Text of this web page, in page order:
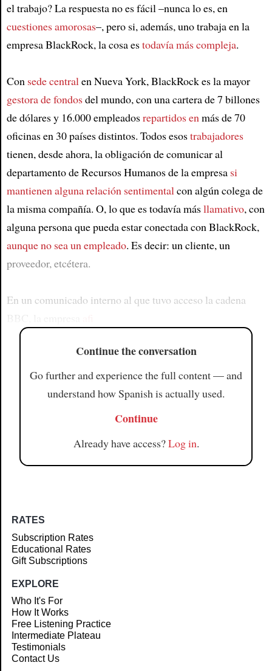
el trabajo? La respuesta no es fácil –nunca lo es, en
cuestiones amorosas–, pero si, además, uno trabaja en la
empresa BlackRock, la cosa estodavía más compleja.
Con sede centralen Nueva York, BlackRock es la mayor
gestora de fondosdel mundo, con una cartera de 7 billones
de dólares y 16.000 empleadosrepartidos enmás de 70
oficinas en 30 países distintos. Todos esostrabajadores
tienen, desde ahora, la obligación de comunicar al
departamento de Recursos Humanos de la empresa si
mantienen alguna relación sentimentalcon algún colega de
la misma compañía. O, lo que es todavía másllamativo, con
alguna persona que pueda estar conectada con BlackRock,
aunque no sea un empleado. Es decir: un cliente, un
proveedor, etcétera.
En un comunicado interno al que tuvo acceso la cadena
Continue the conversation
Go further and experience the full content — and
understand how Spanish is actually used.
Continue
Already have access?Log in.
RATES
Subscription Rates
Educational Rates
Gift Subscriptions
EXPLORE
Who It's For
How It Works
Free Listening Practice
Intermediate Plateau
Testimonials
Contact Us